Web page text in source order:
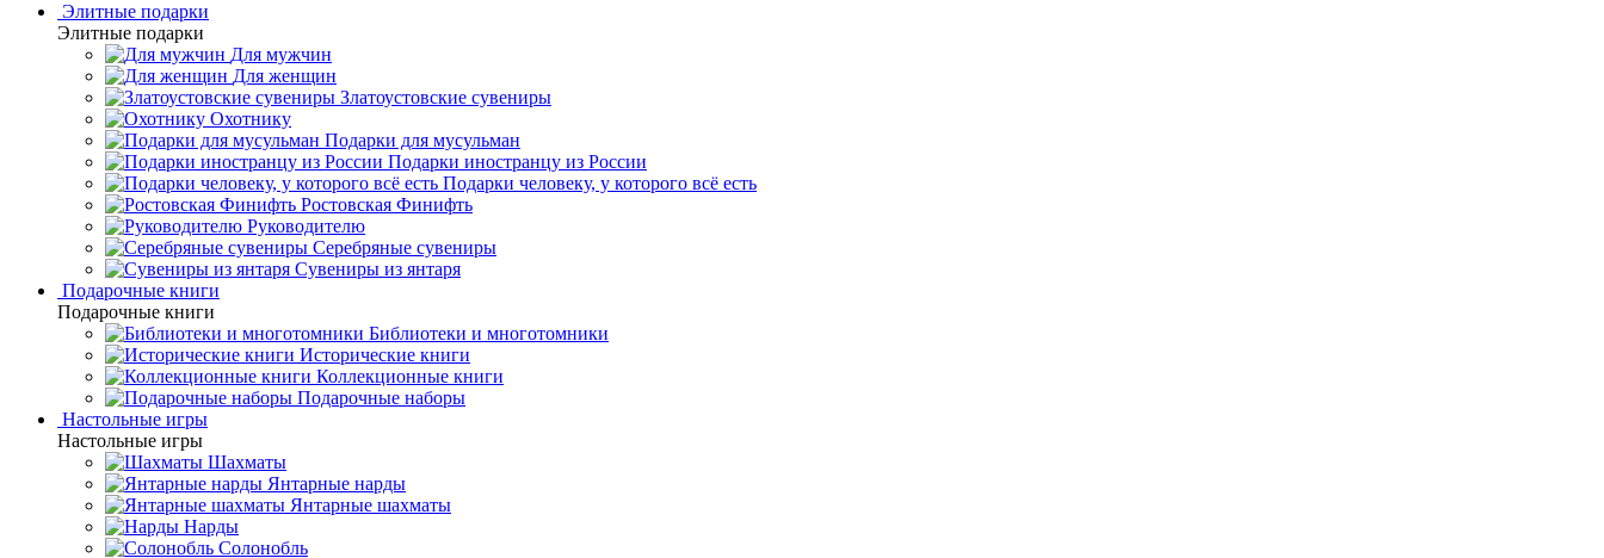
Элитные подарки
Элитные подарки
Для мужчин
Для женщин
Златоустовские сувениры
Охотнику
Подарки для мусульман
Подарки иностранцу из России
Подарки человеку, у которого всё есть
Ростовская Финифть
Руководителю
Серебряные сувениры
Сувениры из янтаря
Подарочные книги
Подарочные книги
Библиотеки и многотомники
Исторические книги
Коллекционные книги
Подарочные наборы
Настольные игры
Настольные игры
Шахматы
Янтарные нарды
Янтарные шахматы
Нарды
Солонобль